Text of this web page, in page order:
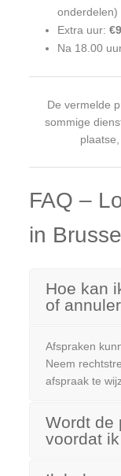
onderdelen)
Extra uur:
Na 18.00
De vermelde
sommige
FAQ –
in
Hoe kan
of
Afspraken
Neem
afspraak te
Wordt de
voordat